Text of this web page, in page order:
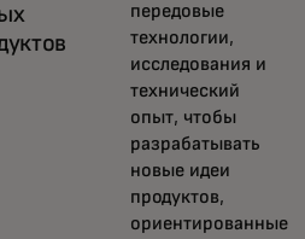
передовые
технологии,
исследования и
технический
опыт, чтобы
разрабатывать
новые идеи
продуктов,
ориентированные